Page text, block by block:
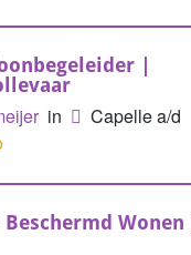
|
in
Capelle a/d
Wonen |